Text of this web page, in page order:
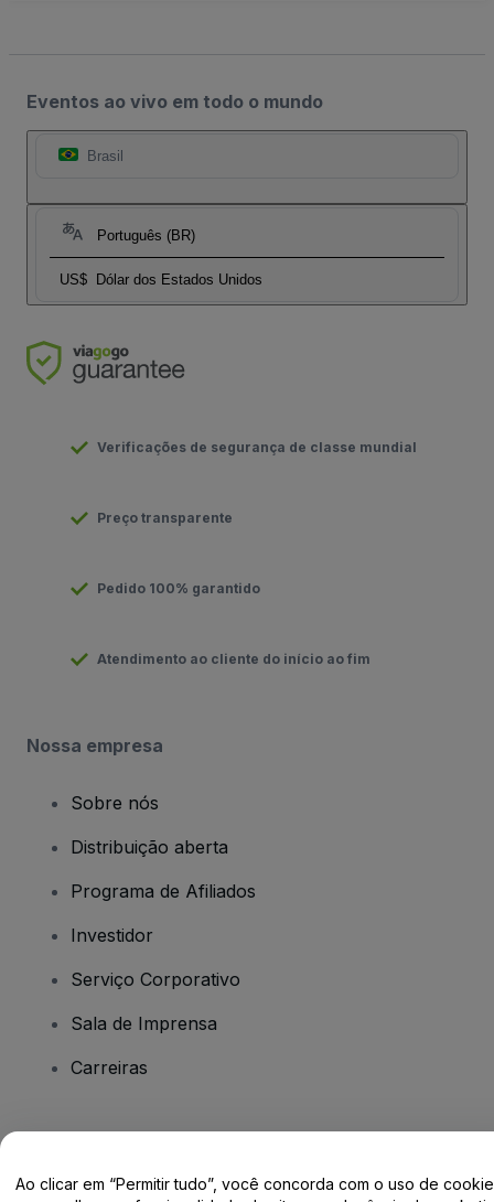
Eventos ao vivo em todo o mundo
Brasil
Português (BR)
US$ Dólar dos Estados Unidos
Verificações de segurança de classe mundial
Preço transparente
Pedido 100% garantido
Atendimento ao cliente do início ao fim
Nossa empresa
Sobre nós
Distribuição aberta
Programa de Afiliados
Investidor
Serviço Corporativo
Sala de Imprensa
Carreiras
Ao clicar em “Permitir tudo”, você concorda com o uso de